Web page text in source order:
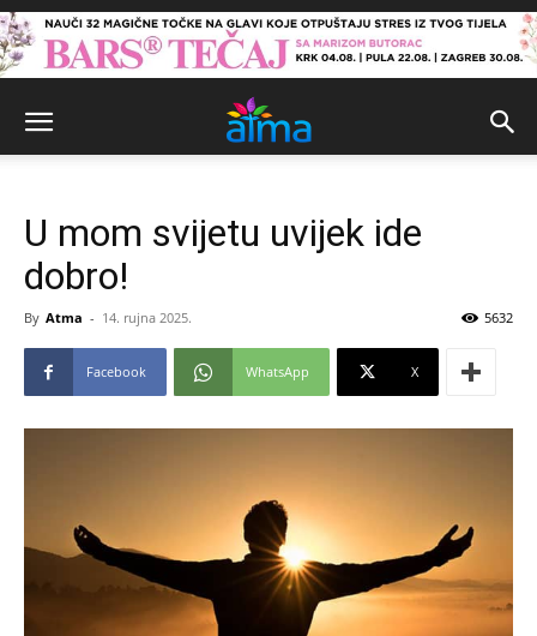
U mom svijetu uvijek ide
dobro!
By Atma - 14. rujna 2025. 5632
Facebook WhatsApp X